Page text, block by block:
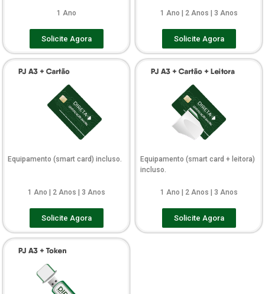
1 Ano
Solicite Agora
1 Ano | 2 Anos | 3 Anos
Solicite Agora
Equipamento (smart card) incluso.
1 Ano | 2 Anos | 3 Anos
Solicite Agora
Equipamento (smart card + leitora)
incluso.
1 Ano | 2 Anos | 3 Anos
Solicite Agora